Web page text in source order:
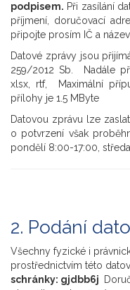
podpisem. Při zasílání
příjmení, doručovací
připojte prosím IČ a název
Datové zprávy jsou
259/2012 Sb. Nadále
xlsx, rtf, Maximální
přílohy je 1.5 MByte
Datovou zprávu lze
o potvrzení však
pondělí 8:00-17:00,
2. Podání
Všechny fyzické i
prostřednictvím této
schránky: gjdbb6j